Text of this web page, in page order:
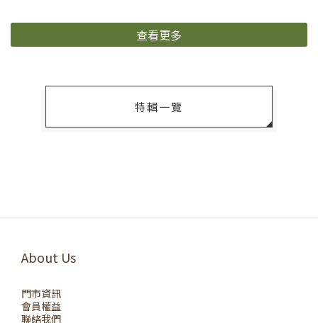
查看更多
特輯一覽
About Us
門市資訊
會員權益
聯絡我們